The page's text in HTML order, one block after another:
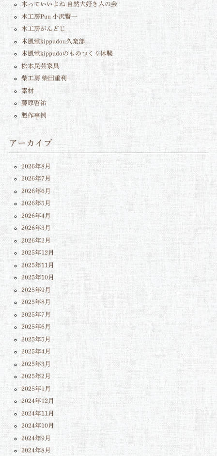
木っていいよね 自然大好き人の会
木工房Puu 小沢賢一
木工房がんどじ
木風堂kippudou久楽部
木風堂kippudoのものつくり体験
松本民芸家具
柴工房 柴田重利
素材
藤原啓祐
製作事例
アーカイブ
2026年8月
2026年7月
2026年6月
2026年5月
2026年4月
2026年3月
2026年2月
2025年12月
2025年11月
2025年10月
2025年9月
2025年8月
2025年7月
2025年6月
2025年5月
2025年4月
2025年3月
2025年2月
2025年1月
2024年12月
2024年11月
2024年10月
2024年9月
2024年8月